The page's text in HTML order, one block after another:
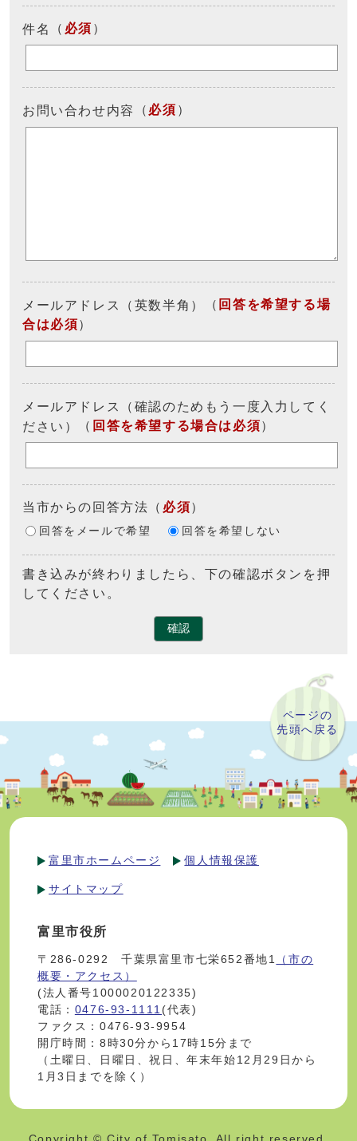
件名 （ 必須 ）
お問い合わせ内容 （ 必須 ）
メールアドレス（英数半角） （ 回答を希望する場
合は必須）
メールアドレス（確認のためもう一度入力してく
ださい）
（ 回答を希望する場合は必須）
当市からの回答方法 （ 必須）
回答をメールで希望 回答を希望しない
書き込みが終わりましたら、下の確認ボタンを押
してください。
確認
ページの
先頭へ戻る
富里市ホームページ 個人情報保護
サイトマップ
富里市役所
〒286-0292 千葉県富里市七栄652番地1
（市の
概要・アクセス）
(法人番号1000020122335)
電話： 0476-93-1111(代表)
ファクス：0476-93-9954
開庁時間：8時30分から17時15分まで
（土曜日、日曜日、祝日、年末年始12月29日から
1月3日までを除く）